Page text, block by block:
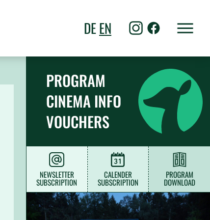
DEEN
PROGRAM
CINEMA INFO
VOUCHERS
NEWSLETTER
SUBSCRIPTION
CALENDER
SUBSCRIPTION
PROGRAM
DOWNLOAD